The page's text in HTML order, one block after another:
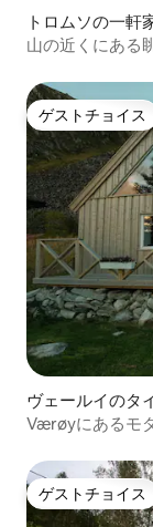
トロムソの一軒
山の近くにある
ゲストチョイス
ゲストチョイス
ヴェールイのタ
Værøyにあるモ
ゲストチョイス
ゲストチョイス